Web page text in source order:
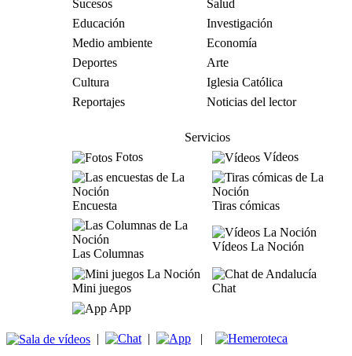
Sucesos
Salud
Educación
Investigación
Medio ambiente
Economía
Deportes
Arte
Cultura
Iglesia Católica
Reportajes
Noticias del lector
Servicios
Fotos
Vídeos
Encuesta Tiras cómicas
Las Columnas
Vídeos La Noción
Mini juegos
Chat
App
| | |